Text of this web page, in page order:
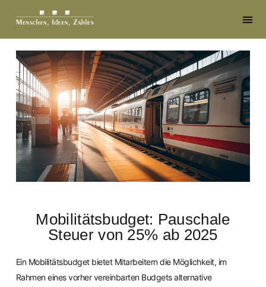
Mobilitätsbudget: Pauschale
Steuer von 25% ab 2025
Ein Mobilitätsbudget bietet Mitarbeitern die Möglichkeit, im
Rahmen eines vorher vereinbarten Budgets alternative